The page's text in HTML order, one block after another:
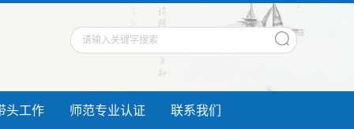
头工作 师范专业认证 联系我们